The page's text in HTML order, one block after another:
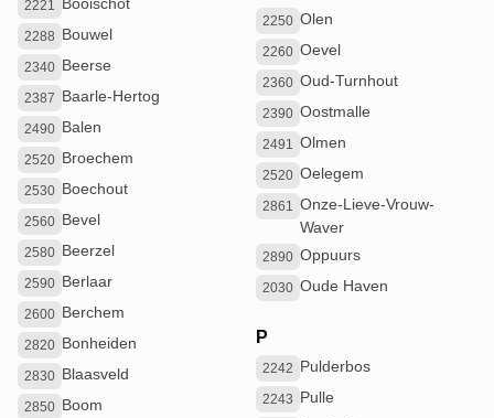
2221
2288 Bouwel
2340 Beerse
2387 Baarle-Hertog
2490 Balen
2520 Broechem
2530 Boechout
2560 Bevel
2580 Beerzel
2590 Berlaar
2600 Berchem
2820 Bonheiden
2830 Blaasveld
2850 Boom
2250 Olen
2260 Oevel
2360 Oud-Turnhout
2390 Oostmalle
2491 Olmen
2520 Oelegem
2861 Onze-Lieve-Vrouw-
Waver
2890 Oppuurs
2030 Oude Haven
P
2242 Pulderbos
2243 Pulle